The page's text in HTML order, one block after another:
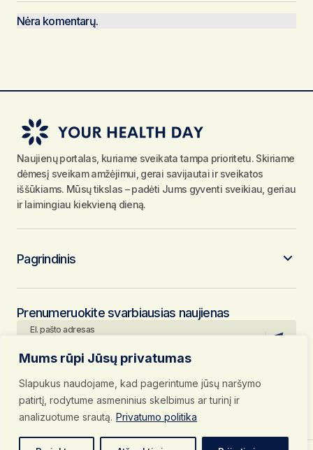
Mums rūpi Jūsų privatumas
Slapukus naudojame, kad pagerintume jūsų naršymo
patirtį, rodytume asmeninius skelbimus ar turinį ir
analizuotume srautą. Privatumo politika
Nėra komentarų.
Naujienų portalas, kuriame sveikata tampa prioritetu. Skiriame
dėmesį sveikam amžėjimui, gerai savijautai ir sveikatos
iššūkiams. Mūsų tikslas – padėti Jums gyventi sveikiau, geriau
ir laimingiau kiekvieną dieną.
Pagrindinis
Prenumeruokite svarbiausias naujienas
El. pašto adresas
Paspausdami mygtuką „Prenumeruoti“, jūs patvirtinate, kad
bei sutinkate su jomis.
Sekite mus socialiniuose tinkluose